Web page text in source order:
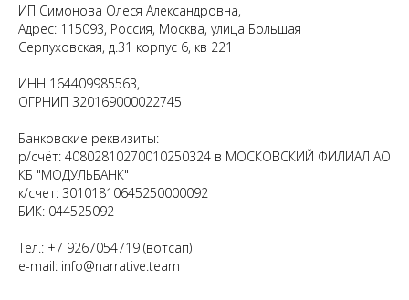
ИП Симонова Олеся Александровна,
Адрес: 115093, Россия, Москва, улица Большая
Серпуховская, д.31 корпус 6, кв 221
ИНН 164409985563,
ОГРНИП 320169000022745
Банковские реквизиты:
р/счёт: 40802810270010250324 в МОСКОВСКИЙ ФИЛИАЛ АО
КБ "МОДУЛЬБАНК"
к/счет: 30101810645250000092
БИК: 044525092
Тел.: +7 9267054719 (вотсап)
e-mail: info@narrative.team